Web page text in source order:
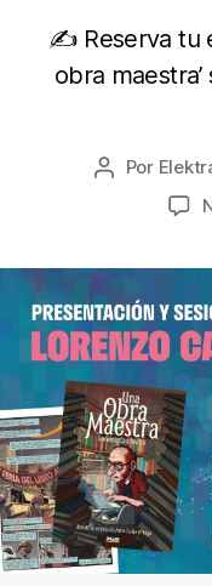
✍ Reserva tu
obra
Autor
Por